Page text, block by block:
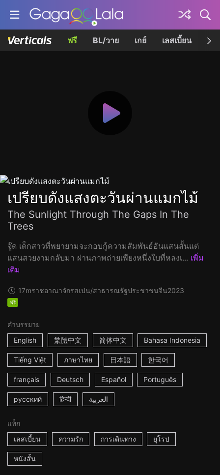
ฟรี BL/วาย เกย์ เลสเบี้ยน เค
เปรียบดังแสงตะวันผ่านแมกไม้
The Sunlight Through The Gaps In The
Trees
จู๊ด เด็กสาวที่พยายามจะกอบกู้ความสัมพันธ์อันแสนสั้นแต่
แสนสวยงามกลับมา ผ่านภาพถ่ายเพียงหนึ่งใบที่หลงเ... เพิ่ม
เติม
17mราชอาณาจักรสเปน/สาธารณรัฐประชาชนจีน2023
ฟรี
คำบรรยาย
English
繁體中文 简体中文 Bahasa Indonesia
Tiếng Việt ภาษาไทย 日本語 한국어
français Deutsch Español Português
русский हिन्दी العربية
แท็ก
เลสเบี้ยน
ความรัก การเดินทาง ยุโรป
หนังสั้น